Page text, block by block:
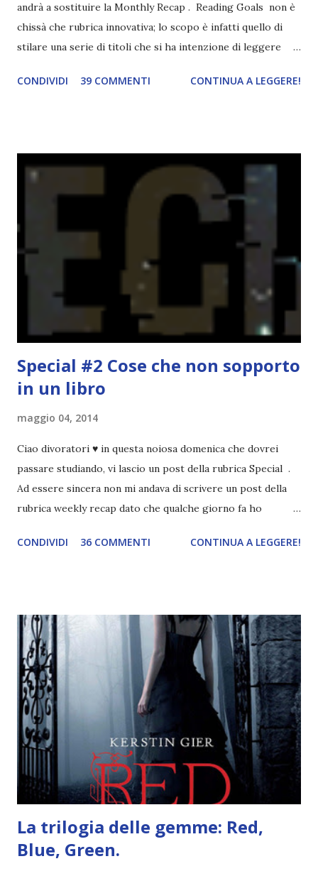
andrà a sostituire la Monthly Recap . Reading Goals non è
chissà che rubrica innovativa; lo scopo è infatti quello di
stilare una serie di titoli che si ha intenzione di leggere
una rubrica per tenere sotto controllo le reading
spaziare con i generi letterari e non limitarmi al fantasy.
Per farvi un esempio nel 2015 mi sembra di aver letto
troppi libri impegnativi e davvero pochi libri "leggeri", il
che non è sempre un bene. Credo che sia stata la principale
causa per il mio calo di letture. Comunque, ogni mese -
nessun giorno fisso, però - pubblicherò questo post.
Spero che la rubrica sia di vostro gradimento. GENNAIO
TBR+OBIETTIVI Questa è la mia tbr del mese...
CONDIVIDI 39 COMMENTI CONTINUA A LEGGERE!
Special #2 Cose che non sopporto
in un libro
maggio 04, 2014
Ciao divoratori ♥ in questa noiosa domenica che dovrei
passare studiando, vi lascio un post della rubrica Special .
Ad essere sincera non mi andava di scrivere un post della
rubrica weekly recap dato che qualche giorno fa ho
troppo creare un nuovo banner xD Nella puntata di oggi vi
di dire in un libro? Ad esempio, i capelli arruffati . TUTTI I
RAGAZZI nei libri hanno i capelli arruffati. Vabbè, c'è crisi, il
pettine costa. Dovrei regalarglielo io uno. O magari del gel.
Fatto sta che nella realtà i ragazzi con i capelli così
sembrano degli scappati di casa. Ah, poi ci sono le ciocche
ribelli. Che monelli, che trasgry. Oppure tutti i personaggi
dei libri sono dei grandi lettori, fatto sta che io non ho mai
trovato una scena in ...
CONDIVIDI 36 COMMENTI CONTINUA A LEGGERE!
La trilogia delle gemme: Red,
Blue, Green.